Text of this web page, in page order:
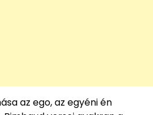
az ego, az egyéni én